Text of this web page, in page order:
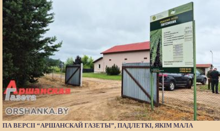
ПА ВЕРСІІ “АРШАНСКАЙ ГАЗЕТЫ”, ПАДЛЕТКІ, ЯКІМ МАЛА